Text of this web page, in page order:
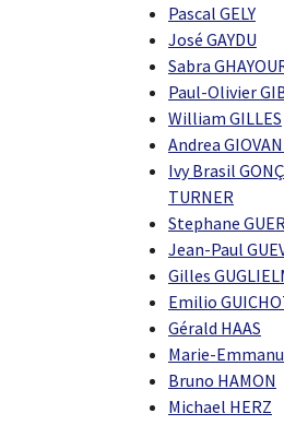
Pascal GELY
José GAYDU
Sabra
Paul-Olivier
William GILLES
Andrea
Ivy Brasil
TURNER
Stephane
Jean-Paul
Gilles
Emilio
Gérald HAAS
Marie-
Bruno HAMON
Michael HERZ